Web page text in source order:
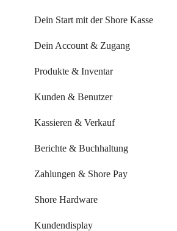
Kalender & Termine
Buchungsseite
Buchungseinstellungen
Buchung über externe Plattformen
Systemeinstellungen
Leistungen & Kurse
Mitarbeiter & Ressourcen
Kundenverwaltung
Kundenkommunikation
Zahlungsoptionen & Funktionen
Dein Start mit der Shore Kasse
Dein Account & Zugang
Produkte & Inventar
Kunden & Benutzer
Kassieren & Verkauf
Berichte & Buchhaltung
Zahlungen & Shore Pay
Shore Hardware
Kundendisplay